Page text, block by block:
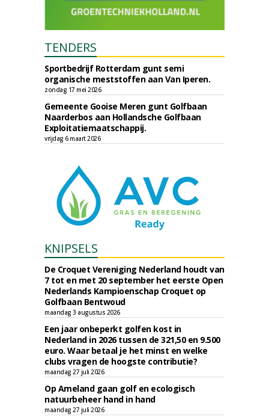
TENDERS
Sportbedrijf Rotterdam gunt semi
organische meststoffen aan Van Iperen.
zondag 17 mei 2026
Gemeente Gooise Meren gunt Golfbaan
Naarderbos aan Hollandsche Golfbaan
Exploitatiemaatschappij.
vrijdag 6 maart 2026
KNIPSELS
De Croquet Vereniging Nederland houdt van
7 tot en met 20 september het eerste Open
Nederlands Kampioenschap Croquet op
Golfbaan Bentwoud
maandag 3 augustus 2026
Een jaar onbeperkt golfen kost in
Nederland in 2026 tussen de 321,50 en 9.500
euro. Waar betaal je het minst en welke
clubs vragen de hoogste contributie?
maandag 27 juli 2026
Op Ameland gaan golf en ecologisch
natuurbeheer hand in hand
maandag 27 juli 2026